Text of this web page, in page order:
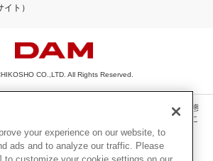
ト）
CO.,LTD. All Rights Reserved.
一切の文章・画像・写真・動画・音声等を、手段や形態
範囲を超えて無断で複製、転載、ファイル化などするこ
によりご利用いただけない場合があります。
your experience on our website, to
ads and to analyze our traffic. Please